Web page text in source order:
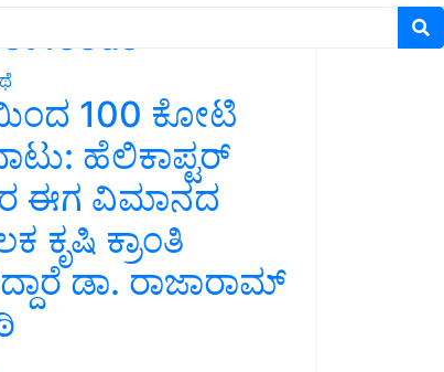
feeds
100 ಕೋಟಿ
ಹೆಲಿಕಾಪ್ಟರ್
ಈಗ ವಿಮಾನದ
ಕೃಷಿ ಕ್ರಾಂತಿ
ಡಾ. ರಾಜಾರಾಮ್